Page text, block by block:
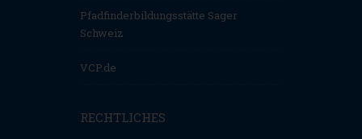
Pfadfinderbildungsstätte Sager
Schweiz
VCP.de
RECHTLICHES